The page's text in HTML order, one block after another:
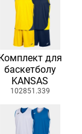
для
баскетболу
KANSAS
102851.339